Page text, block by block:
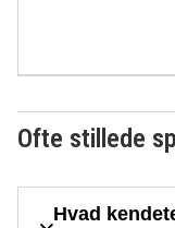
Ofte stillede
Hvad